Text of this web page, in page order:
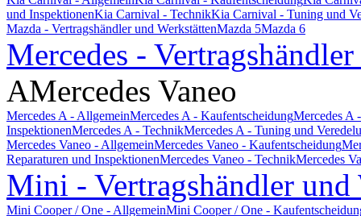
und InspektionenKia Carnival - TechnikKia Carnival - Tuning und
Mazda - Vertragshändler und WerkstättenMazda 5Mazda 6
Mercedes -
AMercedes Vaneo
Mercedes A - AllgemeinMercedes A - KaufentscheidungMercedes A
InspektionenMercedes A - TechnikMercedes A - Tuning und
Mercedes Vaneo - AllgemeinMercedes Vaneo - Kaufentscheidung
Reparaturen und InspektionenMercedes Vaneo - TechnikMercedes
Mini - Vertragshändler und
Mini Cooper / One - AllgemeinMini Cooper / One -